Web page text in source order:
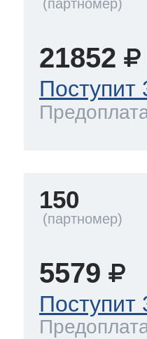
21852
Поступит
150
5579
Поступит